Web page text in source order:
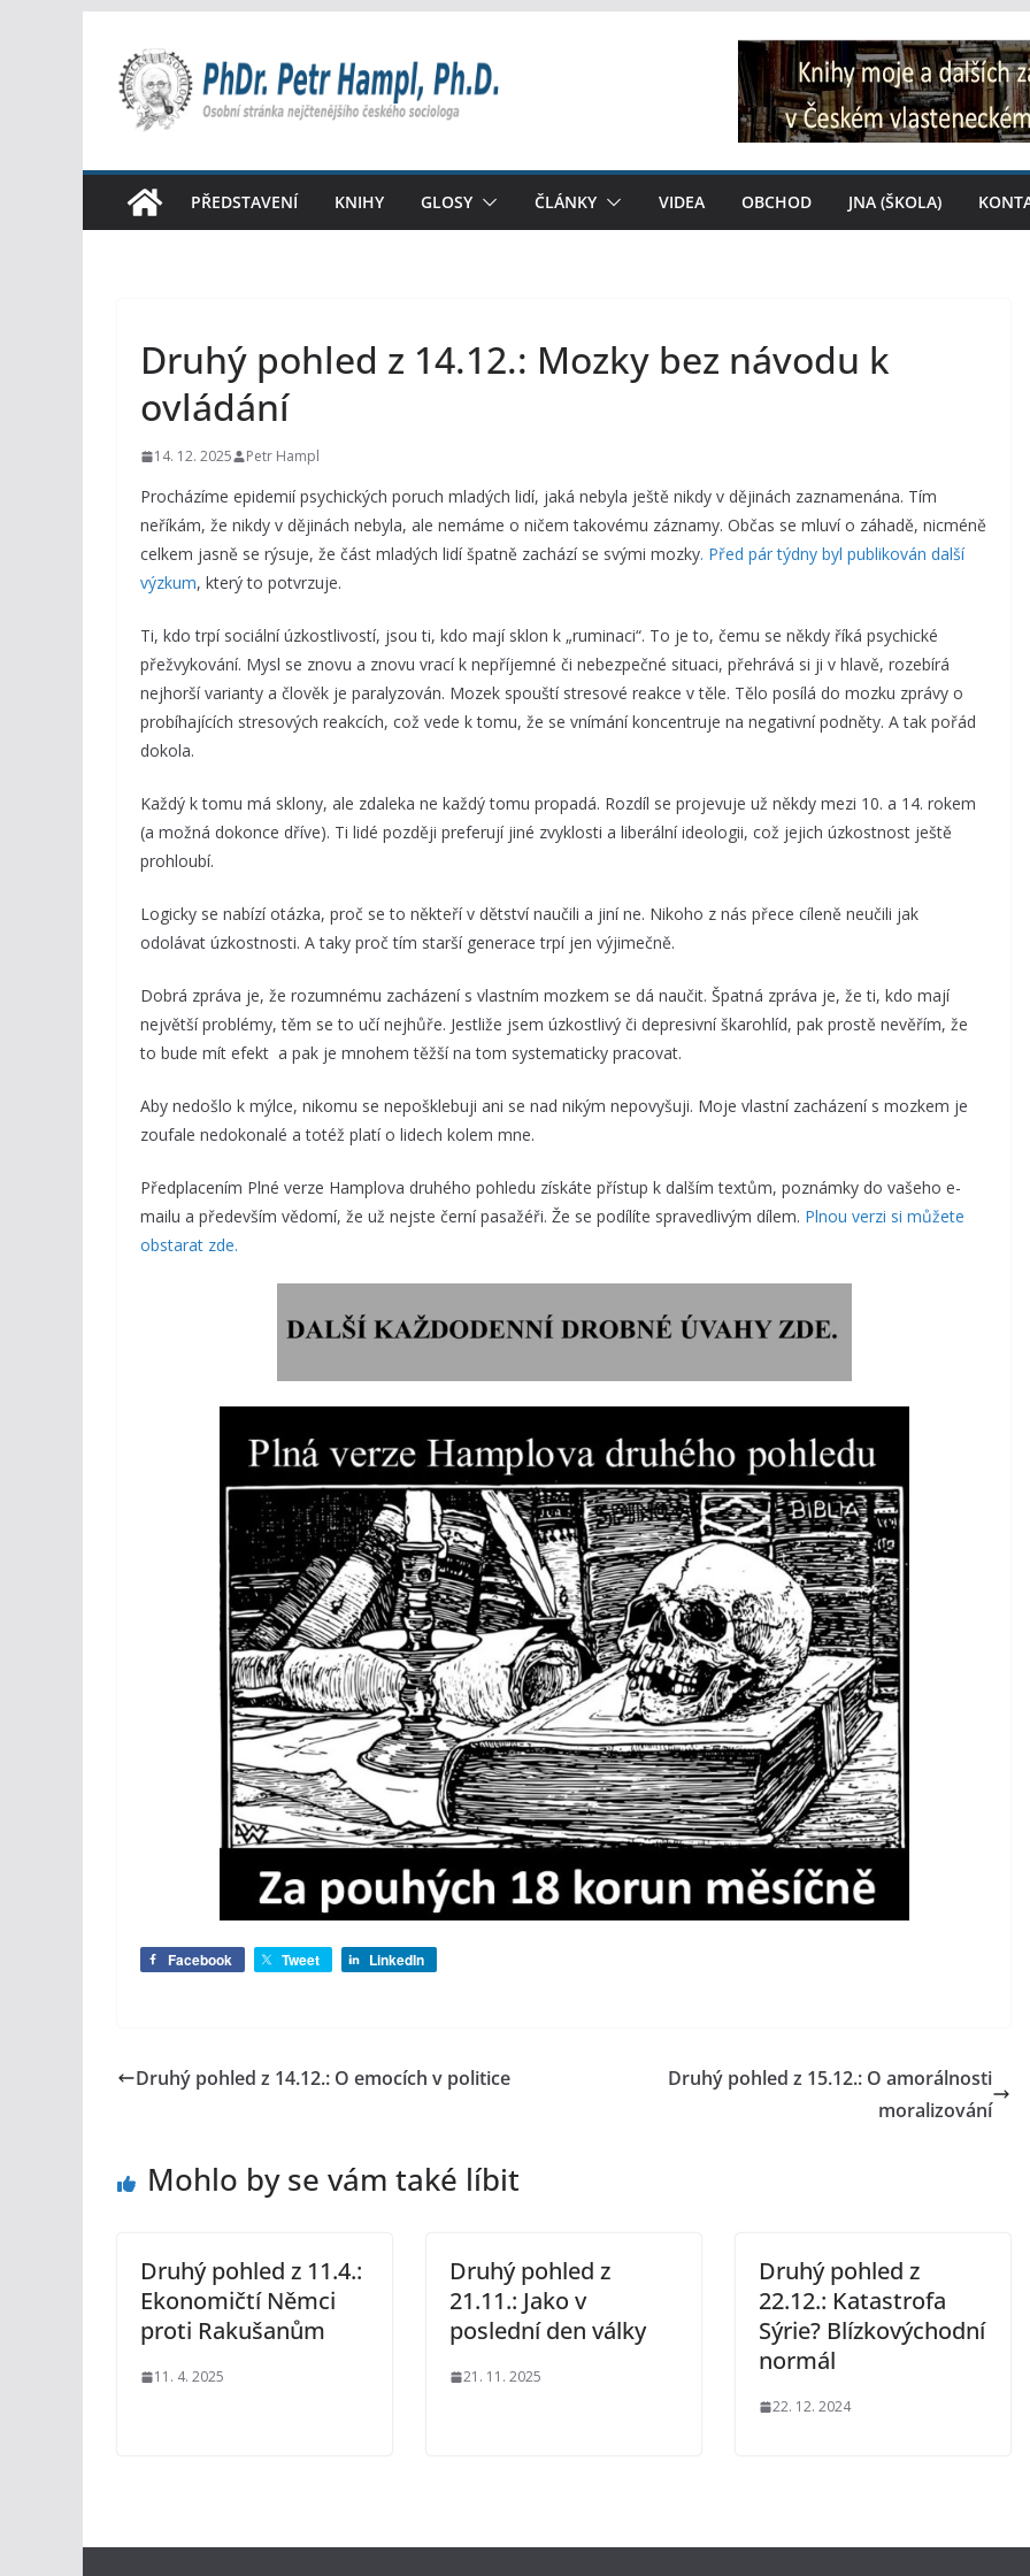
obsah
PŘEDSTAVENÍ KNIHY GLOSY ČLÁNKY VIDEA OBCHOD JNA (ŠKOLA)
Druhý pohled z 14.12.: Mozky bez návodu k
ovládání
14. 12. 2025 Petr Hampl
Procházíme epidemií psychických poruch mladých lidí, jaká nebyla ještě nikdy v dějinách zaznamenána. Tím
neříkám, že nikdy v dějinách nebyla, ale nemáme o ničem takovému záznamy. Občas se mluví o záhadě, nicméně
celkem jasně se rýsuje, že část mladých lidí špatně zachází se svými mozky. Před pár týdny byl publikován další
výzkum, který to potvrzuje.
Ti, kdo trpí sociální úzkostlivostí, jsou ti, kdo mají sklon k „ruminaci“. To je to, čemu se někdy říká psychické
přežvykování. Mysl se znovu a znovu vrací k nepříjemné či nebezpečné situaci, přehrává si ji v hlavě, rozebírá
nejhorší varianty a člověk je paralyzován. Mozek spouští stresové reakce v těle. Tělo posílá do mozku zprávy o
probíhajících stresových reakcích, což vede k tomu, že se vnímání koncentruje na negativní podněty. A tak pořád
dokola.
Každý k tomu má sklony, ale zdaleka ne každý tomu propadá. Rozdíl se projevuje už někdy mezi 10. a 14. rokem
(a možná dokonce dříve). Ti lidé později preferují jiné zvyklosti a liberální ideologii, což jejich úzkostnost ještě
prohloubí.
Logicky se nabízí otázka, proč se to někteří v dětství naučili a jiní ne. Nikoho z nás přece cíleně neučili jak
odolávat úzkostnosti. A taky proč tím starší generace trpí jen výjimečně.
Dobrá zpráva je, že rozumnému zacházení s vlastním mozkem se dá naučit. Špatná zpráva je, že ti, kdo mají
největší problémy, těm se to učí nejhůře. Jestliže jsem úzkostlivý či depresivní škarohlíd, pak prostě nevěřím, že
to bude mít efekt a pak je mnohem těžší na tom systematicky pracovat.
Aby nedošlo k mýlce, nikomu se nepošklebuji ani se nad nikým nepovyšuji. Moje vlastní zacházení s mozkem je
zoufale nedokonalé a totéž platí o lidech kolem mne.
Předplacením Plné verze Hamplova druhého pohledu získáte přístup k dalším textům, poznámky do vašeho e-
mailu a především vědomí, že už nejste černí pasažéři. Že se podílíte spravedlivým dílem. Plnou verzi si můžete
obstarat zde.
Facebook Tweet LinkedIn
Druhý pohled z 14.12.: O emocích v politice
Druhý pohled z 15.12.: O amorálnosti
moralizování
Mohlo by se vám také líbit
Druhý pohled z 11.4.:
Ekonomičtí Němci
proti Rakušanům
11. 4. 2025
Druhý pohled z
21.11.: Jako v
poslední den války
21. 11. 2025
Druhý pohled z
22.12.: Katastrofa
Sýrie? Blízkovýchodní
normál
22. 12. 2024